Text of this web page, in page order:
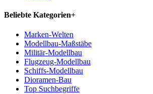
Beliebte Kategorien+
Marken-Welten
Modellbau-Maßstäbe
Militär-Modellbau
Flugzeug-Modellbau
Schiffs-Modellbau
Dioramen-Bau
Top Suchbegriffe